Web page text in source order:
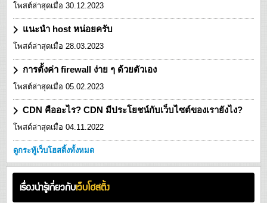
โพสต์ล่าสุดเมื่อ 30.12.2023
แนะนำ host หน่อยครับ
โพสต์ล่าสุดเมื่อ 28.03.2023
การตั้งค่า firewall ง่าย ๆ ด้วยตัวเอง
โพสต์ล่าสุดเมื่อ 05.02.2023
CDN คืออะไร? CDN มีประโยชน์กับเว็บไซต์ของเรายังไง?
โพสต์ล่าสุดเมื่อ 04.11.2022
ดูกระทู้เว็บโฮสติ้งทั้งหมด
เรื่องน่ารู้เกี่ยวกับเว็บโฮสติ้ง